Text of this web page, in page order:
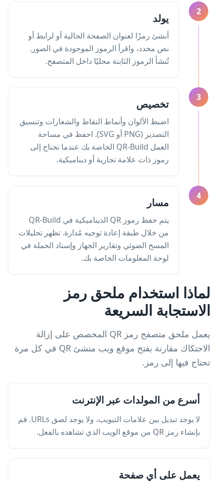
2
يولد
أنشئ رمزًا لعنوان الصفحة الحالية أو لرابط أو
نص محدد، واقرأ الرموز الموجودة في الصور.
تُنشأ الرموز الثابتة محليًا داخل المتصفح.
3
تخصيص
اضبط الألوان وأنماط النقاط والشعارات وتنسيق
التصدير (PNG أو SVG). احفظ في مساحة
العمل QR-Build الخاصة بك عندما تحتاج إلى
رموز ذات علامة تجارية أو ديناميكية.
4
مسار
يتم حفظ رموز QR الديناميكية في QR-Build
من خلال طبقة إعادة توجيه مُدارة. تظهر تحليلات
المسح الضوئي وتقارير الجهاز وإسناد الحملة في
لوحة المعلومات الخاصة بك.
لماذا استخدام ملحق رمز
الاستجابة السريعة
يعمل ملحق متصفح رمز QR المخصص على إزالة
الاحتكاك مقارنة بفتح موقع ويب منشئ QR في كل مرة
تحتاج فيها إلى رمز.
أسرع من المولدات عبر الإنترنت
لا يوجد تبديل بين علامات التبويب، ولا يوجد لصق URLs. قم
بإنشاء رمز QR من موقع الويب الذي تشاهده بالفعل.
يعمل على أي صفحة